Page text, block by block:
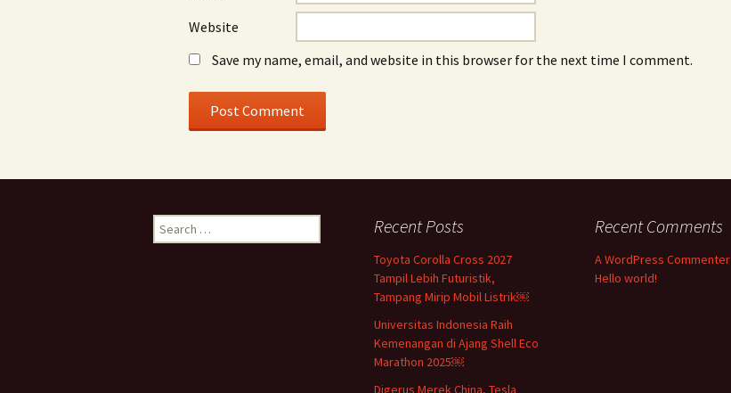
Website
Save my name, email, and website in this browser for the next time I comment.
Search
for:
Recent Posts
Toyota Corolla Cross 2027
Tampil Lebih Futuristik,
Tampang Mirip Mobil Listrik￼
Universitas Indonesia Raih
Kemenangan di Ajang Shell Eco
Marathon 2025￼
Digerus Merek China, Tesla
Recent Comments
A WordPress Commenter
Hello world!